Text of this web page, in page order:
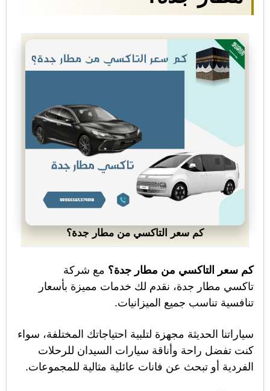
كم سعر التاكسي من مطار جدة؟
كم سعر التاكسي من مطار جدة؟ مع شركة
تاكسي مطار جدة، نقدم لك خدمات مميزة بأسعار
تنافسية تناسب جميع الميزانيات.
سياراتنا الحديثة مجهزة لتلبية احتياجاتك المختلفة، سواء
كنت تفضل راحة وأناقة سيارات السيدان للرحلات
الفردية أو تبحث عن فانات عائلية مثالية للمجموعات.